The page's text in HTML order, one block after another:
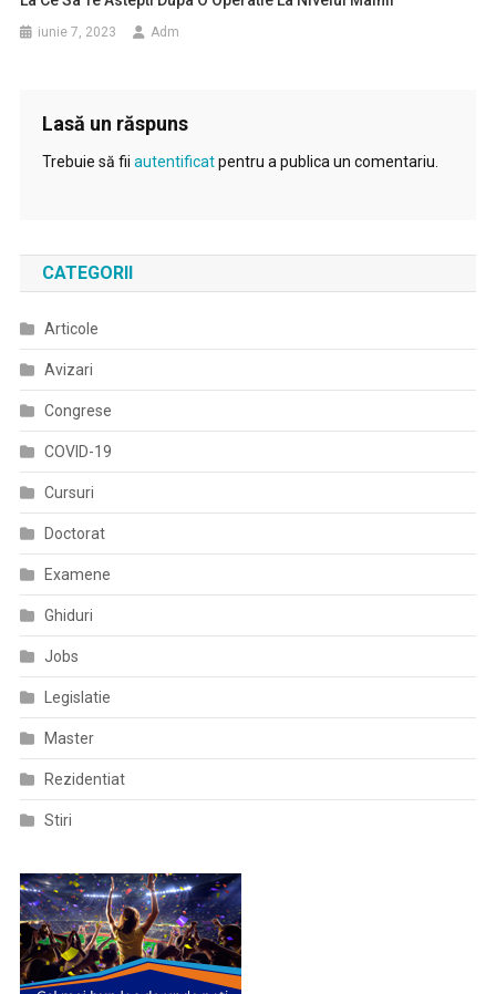
iunie 7, 2023 Adm
Lasă un răspuns
Trebuie să fii autentificatpentru a publica un comentariu.
CATEGORII
Articole
Avizari
Congrese
COVID-19
Cursuri
Doctorat
Examene
Ghiduri
Jobs
Legislatie
Master
Rezidentiat
Stiri